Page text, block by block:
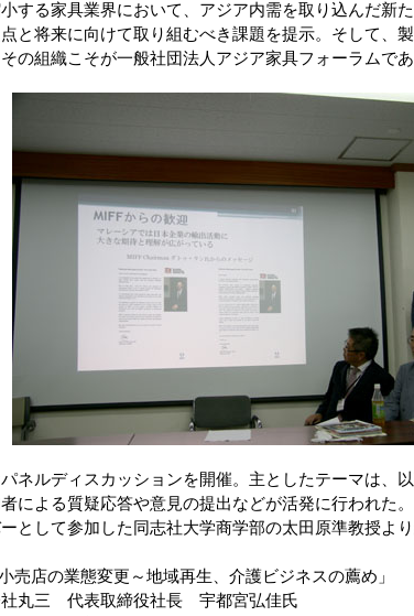
する家具業界において、アジア内需を取り込んだ新
と将来に向けて取り組むべき課題を提示。そして、
の組織こそが一般社団法人アジア家具フォーラムであ
ネルディスカッションを開催。主としたテーマは、
による質疑応答や意見の提出などが活発に行われた
として参加した同志社大学商学部の太田原準教授より
売店の業態変更～地域再生、介護ビジネスの薦め」
三 代表取締役社長 宇都宮弘佳氏